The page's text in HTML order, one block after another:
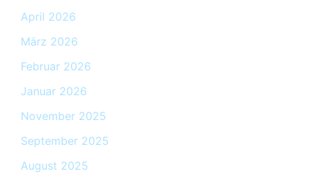
April 2026
März 2026
Februar 2026
Januar 2026
November 2025
September 2025
August 2025